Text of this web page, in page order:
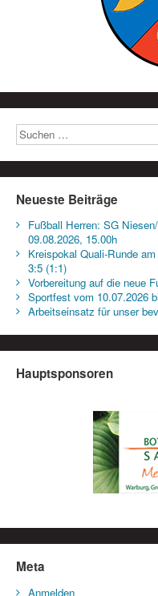
Neueste Beiträge
Fußball Herren: SG
09.08.2026, 15.00h
Kreispokal Quali-Runde
3:5 (1:1)
Vorbereitung auf die neue
Sportfest vom 10.07.2026
Arbeitseinsatz für unser
Hauptsponsoren
Meta
Anmelden